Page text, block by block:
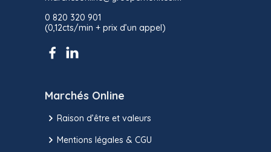
0 820 320 901
(0,12cts/min + prix d’un appel)
Marchés Online
Raison d’être et valeurs
Mentions légales & CGU